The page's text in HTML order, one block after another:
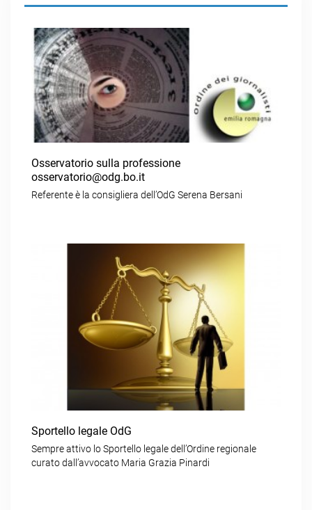
Osservatorio sulla professione
osservatorio@odg.bo.it
Referente è la consigliera dell’OdG Serena Bersani
Sportello legale OdG
Sempre attivo lo Sportello legale dell’Ordine regionale
curato dall’avvocato Maria Grazia Pinardi